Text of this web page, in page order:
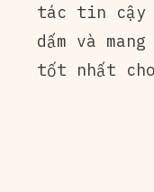
tác tin cậy
dấm và
tốt nhất